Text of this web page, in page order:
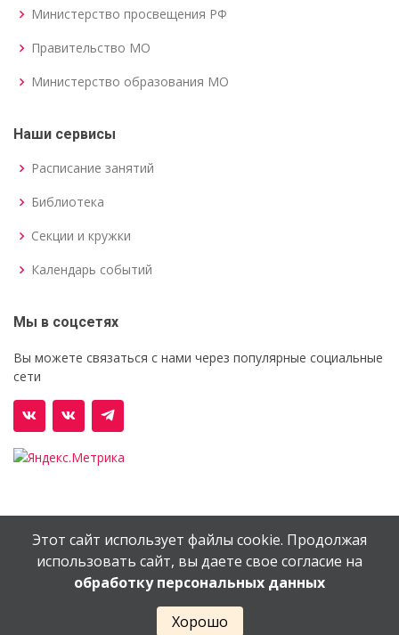
Министерство просвещения РФ
Правительство МО
Министерство образования МО
Наши сервисы
Расписание занятий
Библиотека
Секции и кружки
Календарь событий
Мы в соцсетях
Вы можете связаться с нами через популярные социальные
сети
© Орехово-Зуевский железнодорожный техникум им.
В.И.Бондаренко
Сайт создан вEV-DV.RU
Этот сайт использует файлы cookie. Продолжая
использовать сайт, вы даете свое согласие на
обработку персональных данных
Хорошо